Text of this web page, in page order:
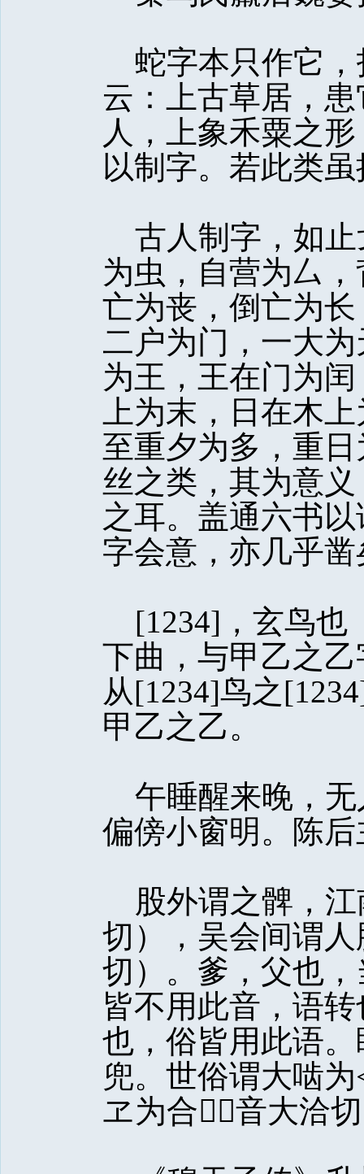
蛇字本只作它，
云：上古草居，
人，上象禾粟之
以制字。若此类
古人制字，如止
为虫，自营为厶
亡为丧，倒亡为
二户为门，一大
为王，王在门为
上为末，日在木
至重夕为多，重
丝之类，其为意
之耳。盖通六书
字会意，亦几乎凿
[1234]，玄鸟也
下曲，与甲乙之
从[1234]鸟之
甲乙之乙。
午睡醒来晚，无
偏傍小窗明。陈
股外谓之髀，江
切），吴会间谓人
切）。爹，父也
皆不用此音，语
也，俗皆用此语
兜。世俗谓大啮
ヱ为合，音大洽